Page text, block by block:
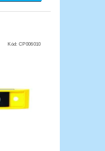
Kód:CP006010